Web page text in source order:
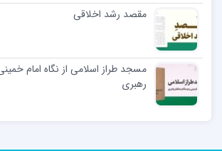
مقصد رشد اخلاقی
مسجد طراز اسلامی از نگاه امام
رهبری